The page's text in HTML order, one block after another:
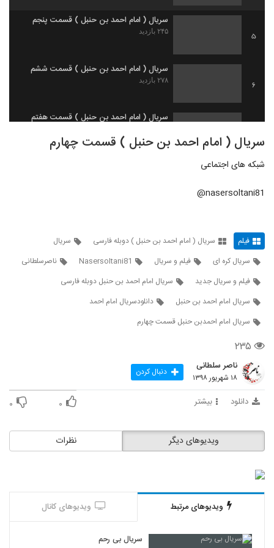
5
سریال ( امام احمد بن حنبل ) قسمت پنجم
۲۴۵ بازدید
6
سریال ( امام احمد بن حنبل ) قسمت ششم
۲۷۸ بازدید
سریال ( امام احمد بن حنبل ) قسمت هفتم
10
سریال (امام احمد بن حنبل) قسمت دهم
11
۱۲۵ بازدید
12
۳۵۰ بازدید
سریال ( امام احمد بن حنبل ) قسمت سیزدهم
14
سریال ( امام احمد بن حنبل ) قسمت پانزدهم
سریال ( امام احمد بن حنبل ) قسمت چهارم
شبکه های اجتماعی
nasersoltani81@
فیلم سریال ( امام احمد بن حنبل ) دوبله فارسی
سریال
سریال کره ای
فیلم و سریال Nasersoltani81
ناصرسلطانی
فیلم و سریال جدید
سریال امام احمد بن حنبل دوبله فارسی
سریال امام احمد بن حنبل
دانلودسریال امام احمد
سریال امام احمدبن حنبل قسمت چهارم
۲۳۵
ناصر سلطانی
۱۸ شهریور ۱۳۹۸ دنبال کردن
دانلود بیشتر ۰ ۰
نظرات ویدیوهای دیگر
ویدیوهای مرتبط ویدیوهای کانال
سریال بی رحم